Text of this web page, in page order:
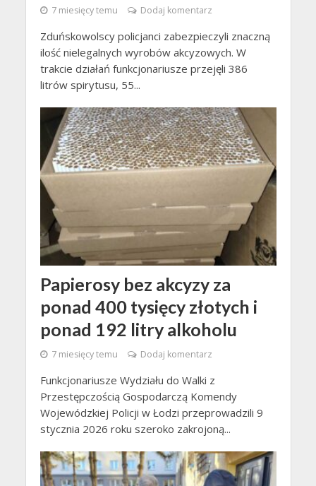
7 miesięcy temu Dodaj komentarz
Zduńskowolscy policjanci zabezpieczyli znaczną
ilość nielegalnych wyrobów akcyzowych. W
trakcie działań funkcjonariusze przejęli 386
litrów spirytusu, 55...
Papierosy bez akcyzy za
ponad 400 tysięcy złotych i
ponad 192 litry alkoholu
7 miesięcy temu Dodaj komentarz
Funkcjonariusze Wydziału do Walki z
Przestępczością Gospodarczą Komendy
Wojewódzkiej Policji w Łodzi przeprowadzili 9
stycznia 2026 roku szeroko zakrojoną...